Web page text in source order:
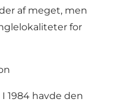
af meget, men
for
1984 havde den